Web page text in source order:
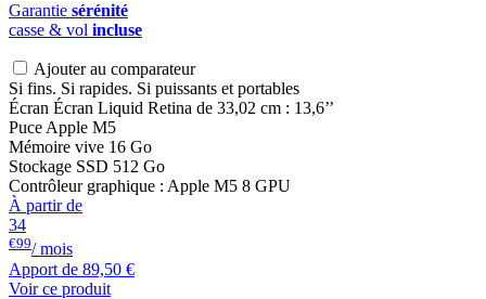
Garantie sérénité
casse & vol incluse
Ajouter au comparateur
Si fins. Si rapides. Si puissants et portables
Écran Écran Liquid Retina de 33,02 cm : 13,6’’
Puce Apple M5
Mémoire vive 16 Go
Stockage SSD 512 Go
Contrôleur graphique : Apple M5 8 GPU
À partir de
34
€99/ mois
Apport de 89,50 €
Voir ce produit